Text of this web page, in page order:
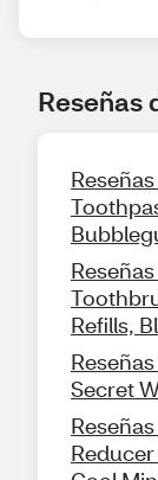
Reseñas
Refills,
Secret